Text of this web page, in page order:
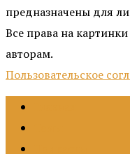
предназначены для
Все права на
авторам.
Пользовательское